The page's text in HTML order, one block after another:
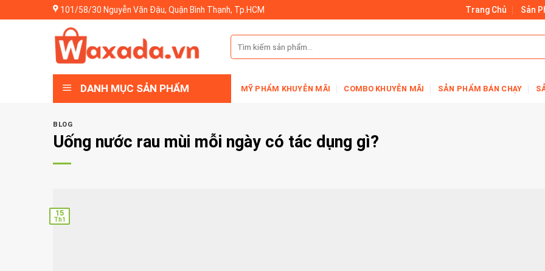
to
101/58/30 Nguyễn Văn Đậu, Quận Bình Thạnh, Tp.HCM Trang Chủ Sản
Tìm
kiếm:
DANH MỤC SẢN PHẨM MỸ PHẨM KHUYỄN MÃI COMBO KHUYỄN MÃI SẢN PHẨM BÁN CHẠY
BLOG
Uống nước rau mùi mỗi ngày có tác dụng gì?
15
Th1